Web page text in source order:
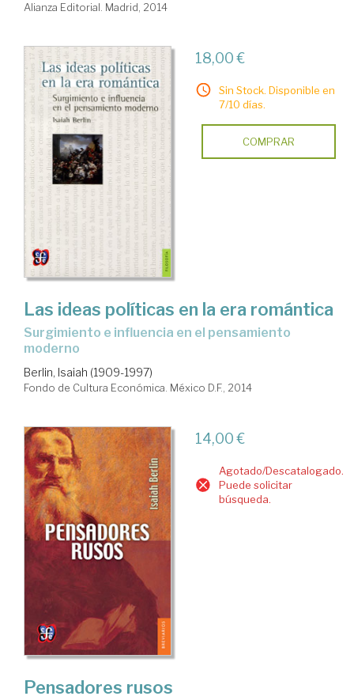
Alianza Editorial. Madrid, 2014
18,00 €
Sin Stock. Disponible en
7/10 días.
COMPRAR
Las ideas políticas en la era romántica
surgimiento e influencia en el pensamiento
moderno
Berlin, Isaiah (1909-1997)
Fondo de Cultura Económica. México D.F., 2014
14,00 €
Agotado/Descatalogado.
Puede solicitar
búsqueda.
Pensadores rusos